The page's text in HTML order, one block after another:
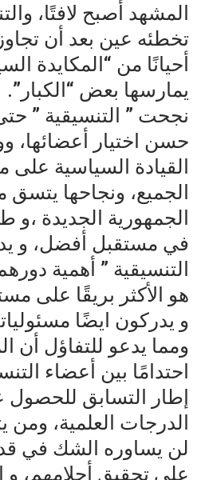
المشهد أصبح لافتًا،
تخطئه عين بعد أن
أحيانًا من “المكايدة
يمارسها بعض “الكبار”.
نجحت ” التنسيقية ”
حسن اختيار أعضائها،
القيادة السياسية
الجميع، ونجاحها يتسق
الجمهورية الجديدة
في مستقبل أفضل، و
التنسيقية ” أهمية
هو الأكثر بريقًا على
و يدركون ايضًا
ومما يدعو للتفاؤل أن
احتدامًا بين أعضاء
إطار التسابق
الدرجات العلمية، ومن
لن يساوره الشك في
على تحقيق أحلامهم، و